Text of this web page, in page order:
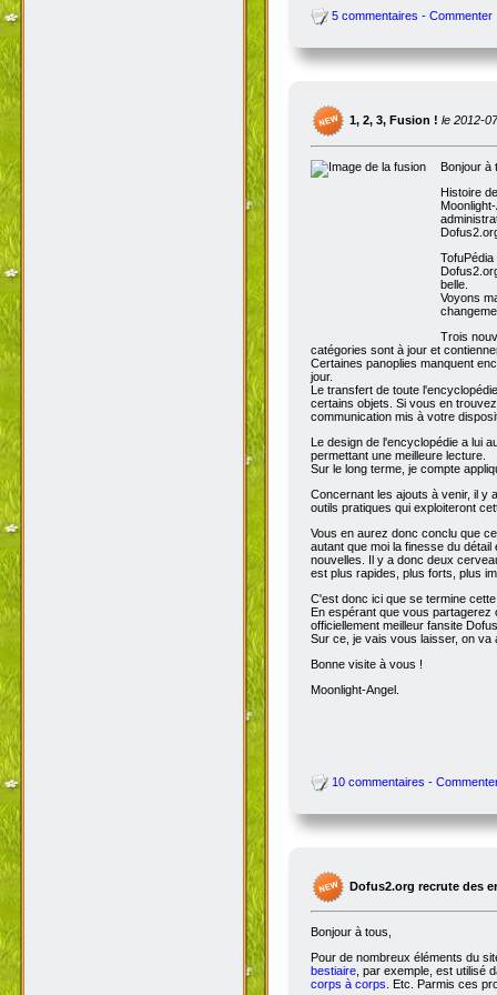
5 commentaires - Commenter
1, 2, 3, Fusion ! le 2012-
Bonjour à
Histoire
belle.
Voyons
Trois
catégories sont à jour et
Certaines panoplies manquent
jour.
Le transfert de toute
certains objets. Si vous en
communication mis à votre
Le design de l'encyclopédie a lui
permettant une meilleure lecture.
Sur le long terme, je compte
Concernant les ajouts à venir, il y
outils pratiques qui exploiteront
Vous en aurez donc conclu que
autant que moi la finesse du
nouvelles. Il y a donc deux
est plus rapides, plus forts, plus
C'est donc ici que se termine
En espérant que vous
officiellement meilleur fansite
Sur ce, je vais vous laisser, on va
Bonne visite à vous !
Moonlight-Angel.
10 commentaires -
Dofus2.org recrute des
Bonjour à tous,
Pour de nombreux éléments du
bestiaire, par exemple, est utilisé
corps à corps. Etc. Parmis ces